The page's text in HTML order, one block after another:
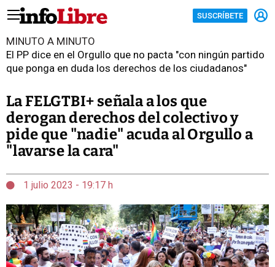
SUSCRÍBETE
MINUTO A MINUTO
El PP dice en el Orgullo que no pacta "con ningún partido
que ponga en duda los derechos de los ciudadanos"
La FELGTBI+ señala a los que
derogan derechos del colectivo y
pide que "nadie" acuda al Orgullo a
"lavarse la cara"
1 julio 2023 - 19:17 h